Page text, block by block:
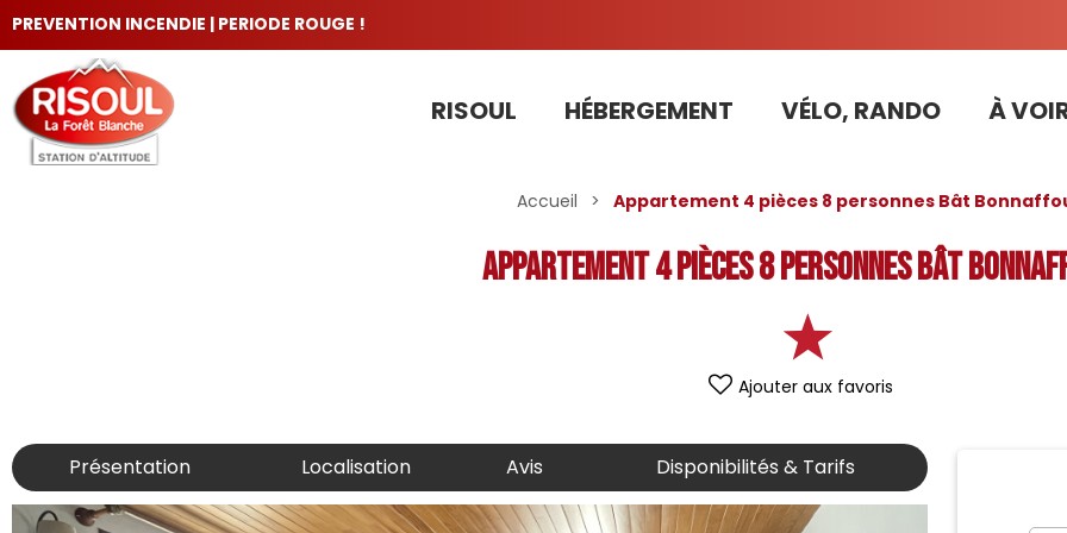
PREVENTION INCENDIE | PERIODE ROUGE !
RISOUL HÉBERGEMENT VÉLO, RANDO À
Accueil > Appartement 4 pièces 8 personnes Bât
Appartement 4 pièces 8 personnes Bât
Ajouter aux favoris
Présentation Localisation Avis Disponibilités & Tarifs